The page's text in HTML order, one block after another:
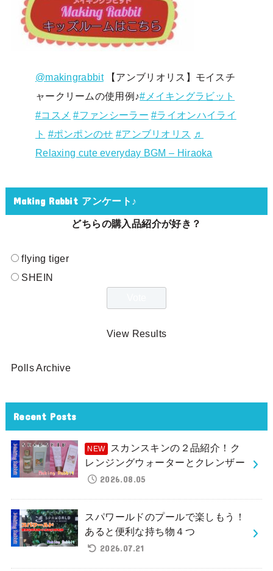
@makingrabbit【アンブリオリス】モイスチ
ャークリームの使用例♪#メイキングラビット
#コスメ #ファンシーラー #ライオンハイライ
ト #ポンポンのせ #アンブリオリス
♬
Relaxing cute everyday BGM – Hiraoka
Making Rabbit アンケート♪
どちらの購入品紹介が好き？
flying tiger
SHEIN
View Results
Polls Archive
Recent Posts
スカンスキンの２品紹介！ク
レンジングウォーターとクレンザー
2026.08.05
スパワールドのプールで楽しもう！
あると便利な持ち物４つ
2026.07.21